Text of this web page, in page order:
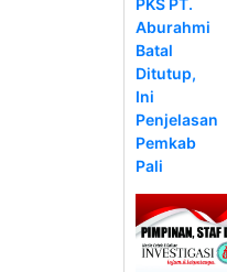
PKS PT.
Aburahmi
Batal
Ditutup,
Ini
Penjelasan
Pemkab
Pali